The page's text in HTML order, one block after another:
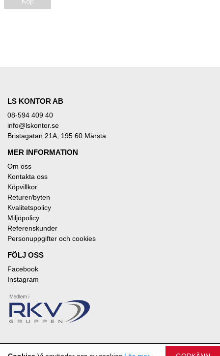
LS KONTOR AB
08-594 409 40
info@lskontor.se
Bristagatan 21A, 195 60 Märsta
MER INFORMATION
Om oss
Kontakta oss
Köpvillkor
Returer/byten
Kvalitetspolicy
Miljöpolicy
Referenskunder
Personuppgifter och cookies
FÖLJ OSS
Facebook
Instagram